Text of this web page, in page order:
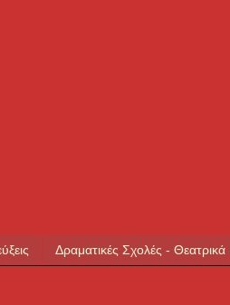
Δραματικές Σχολές -